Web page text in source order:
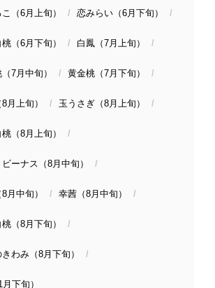
（6月上旬）
恋みらい（6月下旬）
（6月下旬） 白鳳（7月上旬）
7月中旬） 黄金桃（7月下旬）
月上旬） 玉うさぎ（8月上旬）
（8月上旬）
ーナス（8月中旬）
月中旬） 幸茜（8月中旬）
（8月下旬）
わみ（8月下旬）
下旬）